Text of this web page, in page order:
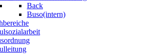
Back
Buso(intern)